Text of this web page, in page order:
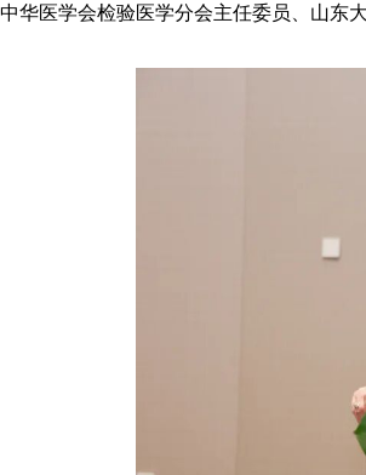
中华医学会检验医学分会主任委员、山东